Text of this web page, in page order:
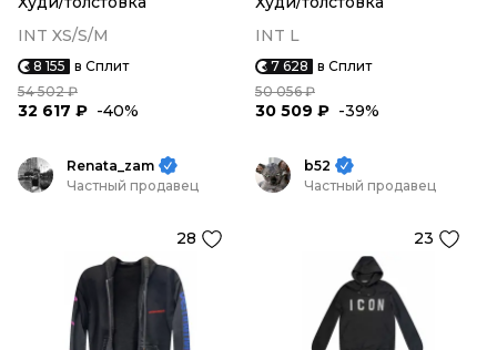
INT XS/S/M
8 155 в Сплит
54 502 ₽
32 617 ₽ -40%
INT L
7 628 в Сплит
50 056 ₽
30 509 ₽ -39%
Renata_zam
Частный продавец
28
b52
Частный продавец
23